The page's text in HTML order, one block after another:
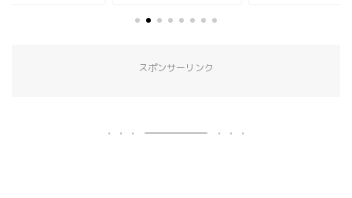
スポンサーリンク